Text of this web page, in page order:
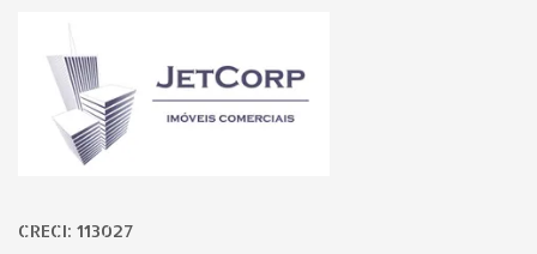
CRECI: 113027